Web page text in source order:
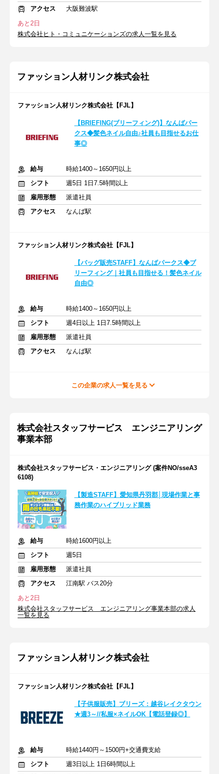
アクセス
大阪難波駅
あと2日
株式会社ヒト・コミュニケーションズの求人一覧を見る
ファッション人材リンク株式会社
ファッション人材リンク株式会社【FJL】
【BRIEFING(ブリーフィング)】なんばパー
クス◆髪色ネイル自由♪社員も目指せるお仕
事◎
給与
時給1400～1650円以上
シフト
週5日 1日7.5時間以上
雇用形態
派遣社員
アクセス
なんば駅
ファッション人材リンク株式会社【FJL】
【バッグ販売STAFF】なんばパークス◆ブ
リーフィング｜社員も目指せる！髪色ネイル
自由◎
給与
時給1400～1650円以上
シフト
週4日以上 1日7.5時間以上
雇用形態
派遣社員
アクセス
なんば駅
この企業の求人一覧を見る
株式会社スタッフサービス エンジニアリング
事業本部
株式会社スタッフサービス・エンジニアリング (案件NO/sseA3
6108)
【製造STAFF】愛知県丹羽郡│現場作業と事
務作業のハイブリッド業務
給与
時給1600円以上
シフト
週5日
雇用形態
派遣社員
アクセス
江南駅 バス20分
あと2日
株式会社スタッフサービス エンジニアリング事業本部の求人
一覧を見る
ファッション人材リンク株式会社
ファッション人材リンク株式会社【FJL】
【子供服販売】ブリーズ：越谷レイクタウン
★週3～//私服×ネイルOK【電話登録◎】
給与
時給1440円～1500円+交通費支給
シフト
週3日以上 1日6時間以上